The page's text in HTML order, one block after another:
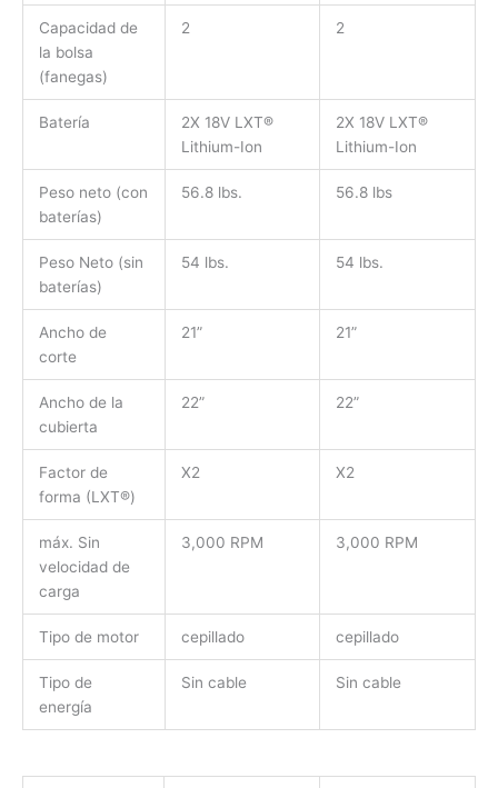
Capacidad de
la bolsa
(fanegas)
2 2
Batería
2X 18V LXT®
Lithium-Ion
2X 18V LXT®
Lithium-Ion
Peso neto (con
baterías)
56.8 lbs. 56.8 lbs
Peso Neto (sin
baterías)
54 lbs. 54 lbs.
Ancho de
corte
21” 21”
Ancho de la
cubierta
22” 22”
Factor de
forma (LXT®)
X2 X2
máx. Sin
velocidad de
carga
3,000 RPM 3,000 RPM
Tipo de motor cepillado cepillado
Tipo de
energía
Sin cable Sin cable